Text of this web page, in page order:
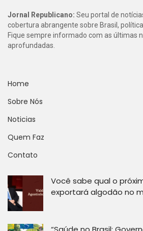
Jornal Republicano: Seu portal de
cobertura abrangente sobre Brasil,
Fique sempre informado com as últimas
aprofundadas.
Home
Sobre Nós
Noticias
Quem Faz
Contato
Você sabe qual o
exportará algodão no